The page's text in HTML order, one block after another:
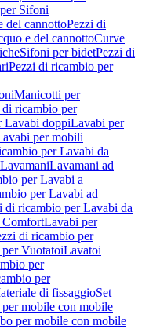
Sifoni
del cannottoPezzi di
e del cannottoCurve
Sifoni per bidetPezzi di
Pezzi di ricambio per
Manicotti per
di ricambio per
Lavabi doppiLavabi per
per mobili
per Lavabi da
Lavamani ad
per Lavabi a
per Lavabi ad
di ricambio per Lavabi da
Lavabi per
di ricambio per
VuotatoiLavatoi
per
per
di fissaggioSet
per mobile con mobile
per mobile con mobile